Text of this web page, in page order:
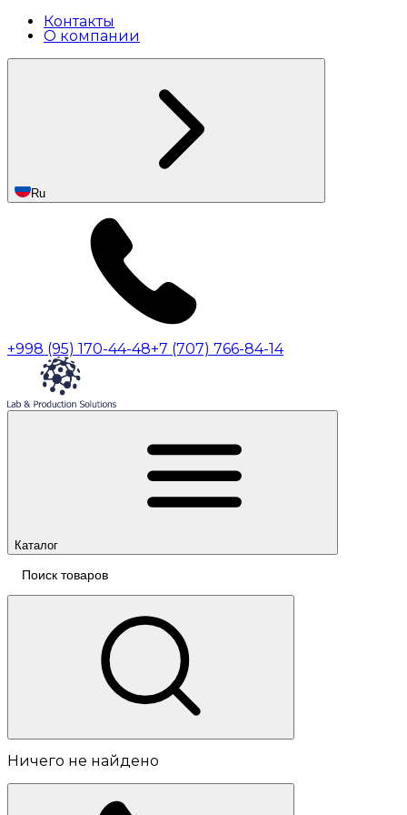
Контакты
О компании
Ru
+998 (95) 170-44-48+7 (707) 766-84-14
Каталог
Ничего не найдено